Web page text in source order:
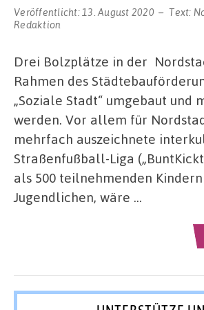
Veröffentlicht: 13. August 2020 Text:
Redaktion
Drei Bolzplätze in der
Rahmen des
„Soziale Stadt“ umgebaut und
werden. Vor allem für
mehrfach auszeichnete
Straßenfußball-Liga
als 500 teilnehmenden Kindern
Jugendlichen, wäre …